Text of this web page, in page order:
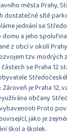
města Prahy,
dostatečné sítě
jednání se
a jeho
z obcí v okolí
tzv. modrých
se Praha 12
je Praha 12,
občany
Proto
jako je
škol a školek.